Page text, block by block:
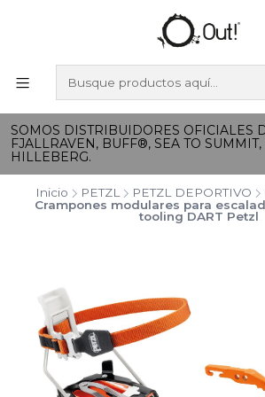
SOMOS DISTRIBUIDORES OFICIALES
FJALLRAVEN, BUFF®, SEA TO SUMMIT,
HILLEBERG.
Inicio PETZL PETZL DEPORTIVO
Crampones modulares para
tooling DART Petzl